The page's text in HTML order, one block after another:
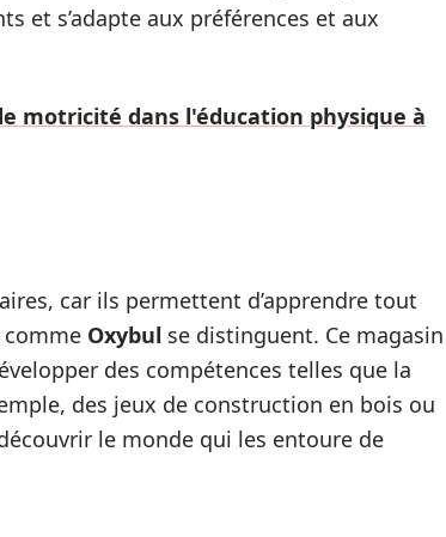
et s’adapte aux préférences et aux
motricité dans l'éducation physique à
car ils permettent d’apprendre tout
comme Oxybul se distinguent. Ce magasin
des compétences telles que la
des jeux de construction en bois ou
le monde qui les entoure de